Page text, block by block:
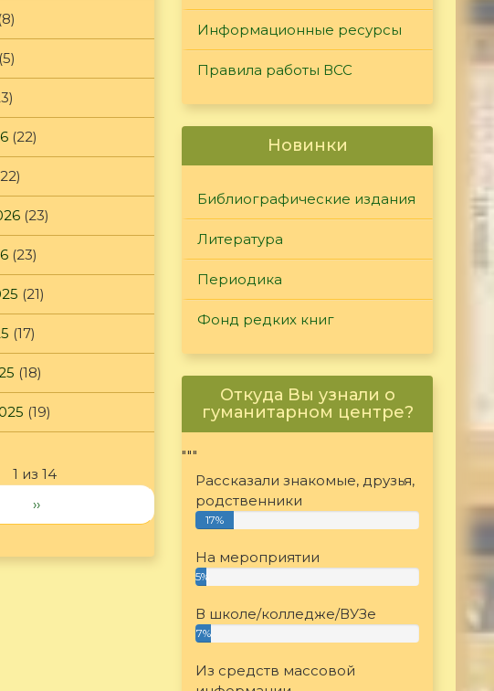
(8)
(5)
(22)
(23)
(23)
(21)
(17)
(18)
(19)
1 из 14
››
Информационные ресурсы
Правила работы ВСС
Новинки
Библиографические издания
Литература
Периодика
Фонд редких книг
Откуда Вы узнали о
гуманитарном центре?
"""
Рассказали знакомые, друзья,
родственники
17%
На мероприятии
5%
В школе/колледже/ВУЗе
7%
Из средств массовой